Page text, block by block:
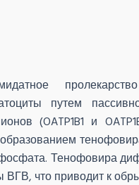
путем
(OATP1B1 и
Тенофовира
что приводит к